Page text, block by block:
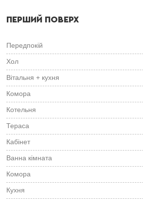
ПЕРШИЙ ПОВЕРХ
Передпокій
Хол
Вітальня + кухня
Комора
Котельня
Тераса
Кабінет
Ванна кімната
Комора
Кухня